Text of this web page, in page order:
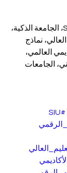
جامعة سويسرا الدولية، SIU، الجامعة الذكية،
نماذج
العالمي،
الجامعات
#SIU